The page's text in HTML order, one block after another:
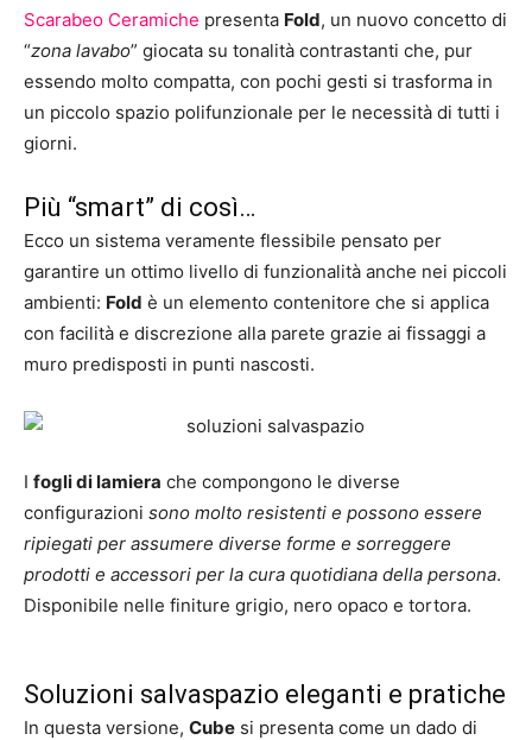
Scarabeo Ceramiche presenta Fold, un nuovo concetto di
“zona lavabo” giocata su tonalità contrastanti che, pur
essendo molto compatta, con pochi gesti si trasforma in
un piccolo spazio polifunzionale per le necessità di tutti i
giorni.
Più “smart” di così…
Ecco un sistema veramente flessibile pensato per
garantire un ottimo livello di funzionalità anche nei piccoli
ambienti: Fold è un elemento contenitore che si applica
con facilità e discrezione alla parete grazie ai fissaggi a
muro predisposti in punti nascosti.
I fogli di lamiera che compongono le diverse
configurazioni sono molto resistenti e possono essere
ripiegati per assumere diverse forme e sorreggere
prodotti e accessori per la cura quotidiana della persona.
Disponibile nelle finiture grigio, nero opaco e tortora.
Soluzioni salvaspazio eleganti e pratiche
In questa versione, Cube si presenta come un dado di